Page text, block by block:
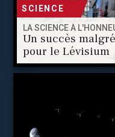
SCIENCE
LA SCIENCE À
Un succès
pour le Lévisium